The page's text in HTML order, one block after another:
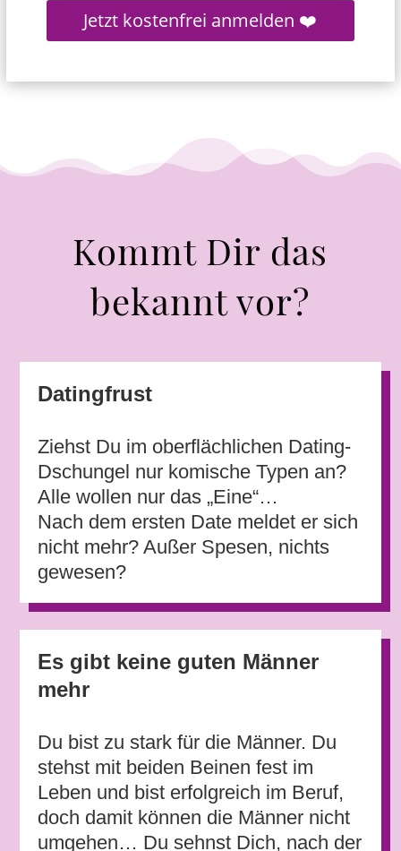
Jetzt kostenfrei anmelden ❤️
Kommt Dir das
bekannt vor?
Datingfrust
Ziehst Du im oberflächlichen Dating-
Dschungel nur komische Typen an?
Alle wollen nur das „Eine“…
Nach dem ersten Date meldet er sich
nicht mehr? Außer Spesen, nichts
gewesen?
Es gibt keine guten Männer
mehr
Du bist zu stark für die Männer. Du
stehst mit beiden Beinen fest im
Leben und bist erfolgreich im Beruf,
doch damit können die Männer nicht
umgehen… Du sehnst Dich, nach der